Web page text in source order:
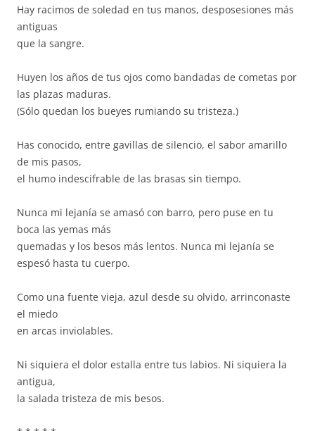
Hay racimos de soledad en tus manos, desposesiones más
antiguas
que la sangre.
Huyen los años de tus ojos como bandadas de cometas por
las plazas maduras.
(Sólo quedan los bueyes rumiando su tristeza.)
Has conocido, entre gavillas de silencio, el sabor amarillo
de mis pasos,
el humo indescifrable de las brasas sin tiempo.
Nunca mi lejanía se amasó con barro, pero puse en tu
boca las yemas más
quemadas y los besos más lentos. Nunca mi lejanía se
espesó hasta tu cuerpo.
Como una fuente vieja, azul desde su olvido, arrinconaste
el miedo
en arcas inviolables.
Ni siquiera el dolor estalla entre tus labios. Ni siquiera la
antigua,
la salada tristeza de mis besos.